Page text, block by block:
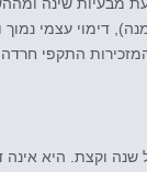
דימוי עצמי נמוך
התקפי
וקצת. היא אינה